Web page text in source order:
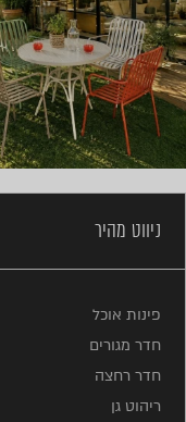
ניווט מהיר
פינות אוכל
חדר מגורים
חדר רחצה
ריהוט גן